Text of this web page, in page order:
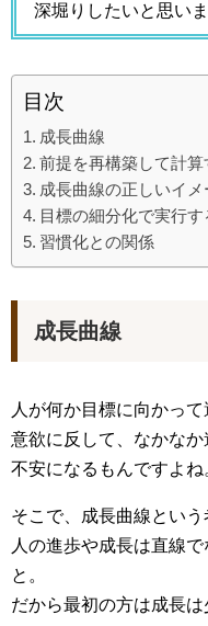
深堀りしたいと思いま
目次
成長曲線
前提を再構築して計算
成長曲線の正しいイメ
目標の細分化で実行す
習慣化との関係
成長曲線
人が何か目標に向かって
意欲に反して、なかな
不安になるもんですよね
そこで、成長曲線という
人の進歩や成長は直線
と。
だから最初の方は成長